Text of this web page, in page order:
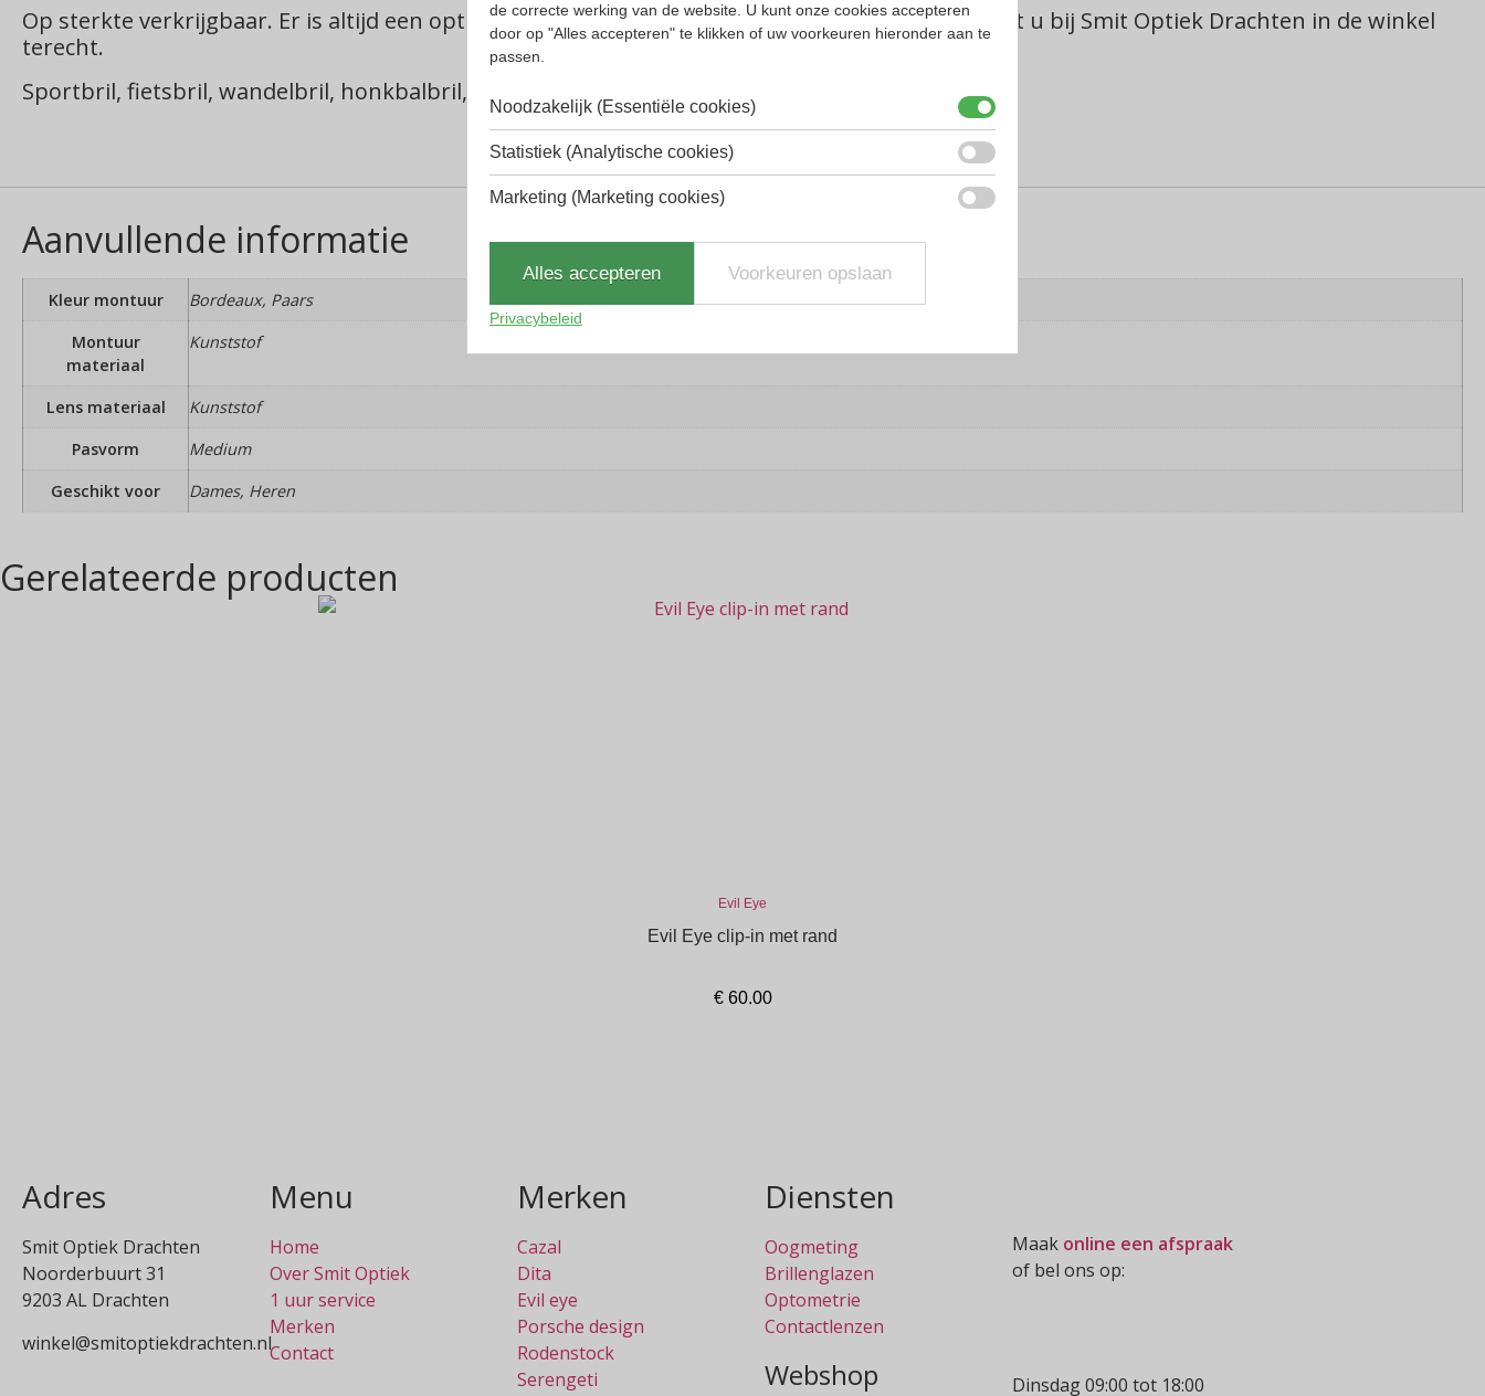
Op sterkte verkrijgbaar. Er is altijd een optische oplossing. Voor prijzen en vragen hierover kunt u bij Smit Optiek Drachten in de winkel
terecht.
Sportbril, fietsbril, wandelbril, honkbalbril, tennisbril, hardloopbril of golfbril.
Aanvullende informatie
Kleur montuur
Bordeaux, Paars
Montuur
materiaal
Kunststof
Lens materiaal
Kunststof
Pasvorm
Medium
Geschikt voor
Dames, Heren
Gerelateerde producten
Evil Eye
Evil Eye clip-in met rand
€60.00
Adres
Smit Optiek Drachten
Noorderbuurt 31
9203 AL Drachten
winkel@smitoptiekdrachten.nl
Menu
Home
Over Smit Optiek
1 uur service
Merken
Contact
Merken
Cazal
Dita
Evil eye
Porsche design
Rodenstock
Serengeti
Diensten
Oogmeting
Brillenglazen
Optometrie
Contactlenzen
Webshop
Maak online een afspraak
of bel ons op:
Dinsdag 09:00 tot 18:00
de correcte werking van de website. U kunt onze cookies accepteren
door op "Alles accepteren" te klikken of uw voorkeuren hieronder aan te
passen.
Noodzakelijk (Essentiële cookies)
Statistiek (Analytische cookies)
Marketing (Marketing cookies)
Alles accepteren Voorkeuren opslaan
Privacybeleid